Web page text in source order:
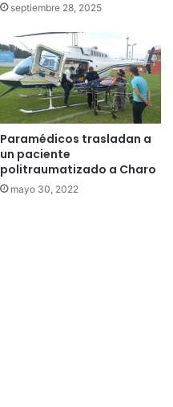
septiembre 28, 2025
Paramédicos trasladan a
un paciente
politraumatizado a Charo
mayo 30, 2022